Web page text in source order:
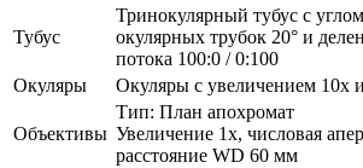
Тубус
Тринокулярный тубус с
окулярных трубок 20° и
потока 100:0 / 0:100
Окуляры
Окуляры с увеличением 10х
Объективы
Тип: План апохромат
Увеличение 1х, числовая
расстояние WD 60 мм